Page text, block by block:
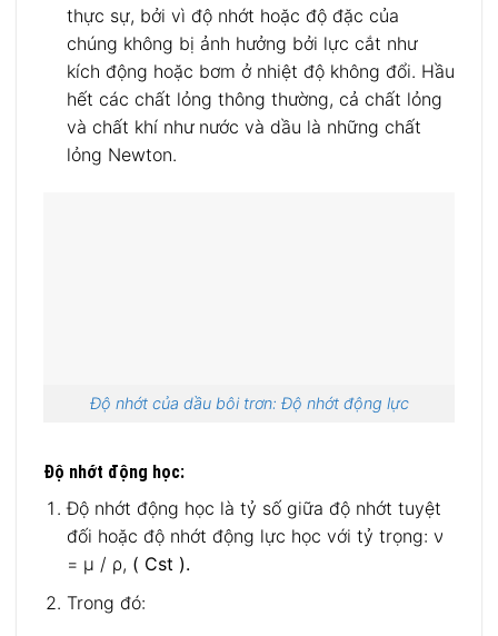
thực sự, bởi vì độ nhớt hoặc độ đặc của
chúng không bị ảnh hưởng bởi lực cắt như
kích động hoặc bơm ở nhiệt độ không đổi. Hầu
hết các chất lỏng thông thường, cả chất lỏng
và chất khí như nước và dầu là những chất
lỏng Newton.
Độ nhớt của dầu bôi trơn: Độ nhớt động lực
Độ nhớt động học:
Độ nhớt động học là tỷ số giữa độ nhớt tuyệt
đối hoặc độ nhớt động lực học với tỷ trọng: ν
= μ / ρ, ( Cst ).
Trong đó: